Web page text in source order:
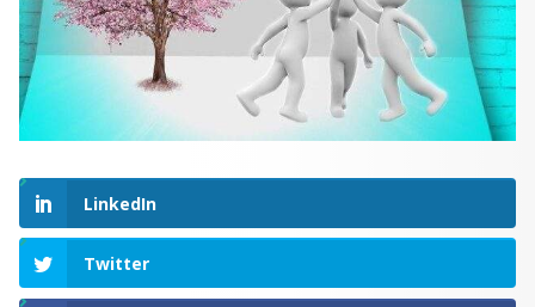
LinkedIn
Twitter